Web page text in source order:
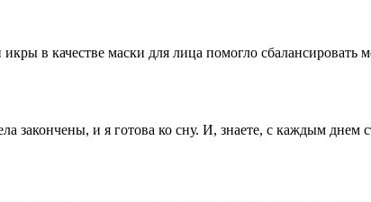
в качестве маски для лица помогло сбалансировать
закончены, и я готова ко сну. И, знаете, с каждым днем